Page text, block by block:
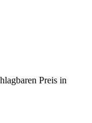
Preis in